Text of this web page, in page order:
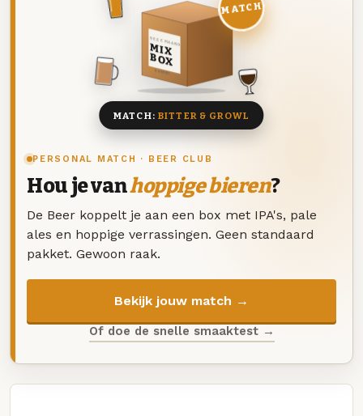
PERSONAL MATCH · BEER CLUB
Hou je vanhoppige bieren?
De Beer koppelt je aan een box met IPA's, pale
ales en hoppige verrassingen. Geen standaard
pakket. Gewoon raak.
Bekijk jouw match →
Of doe de snelle smaaktest →
DEZE MAAND
MIX
BOX
8 BIEREN
MATCH
MATCH: BITTER & GROWL